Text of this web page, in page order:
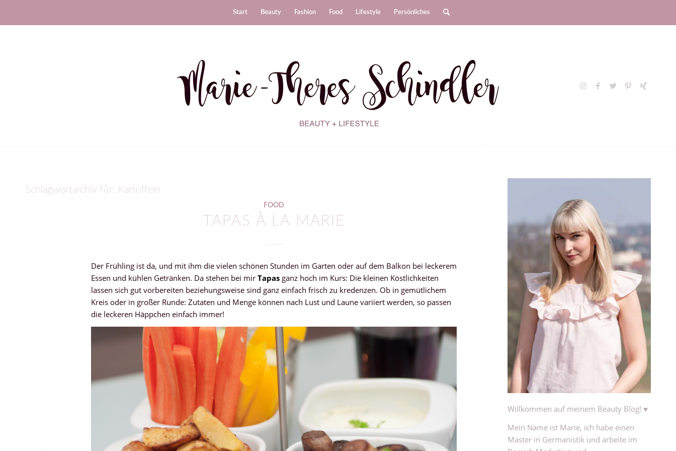
Start Beauty Fashion Food Lifestyle Persönliches
Schlagwortarchiv für: Kartoffeln
FOOD
TAPAS À LA MARIE
Der Frühling ist da, und mit ihm die vielen schönen Stunden im Garten oder auf dem Balkon bei leckerem
Essen und kühlen Getränken. Da stehen bei mir Tapas ganz hoch im Kurs: Die kleinen Köstlichkeiten
lassen sich gut vorbereiten beziehungsweise sind ganz einfach frisch zu kredenzen. Ob in gemütlichem
Kreis oder in großer Runde: Zutaten und Menge können nach Lust und Laune variiert werden, so passen
die leckeren Häppchen einfach immer!
Willkommen auf meinem Beauty Blog! ♥
Mein Name ist Marie, ich habe einen
Master in Germanistik und arbeite im